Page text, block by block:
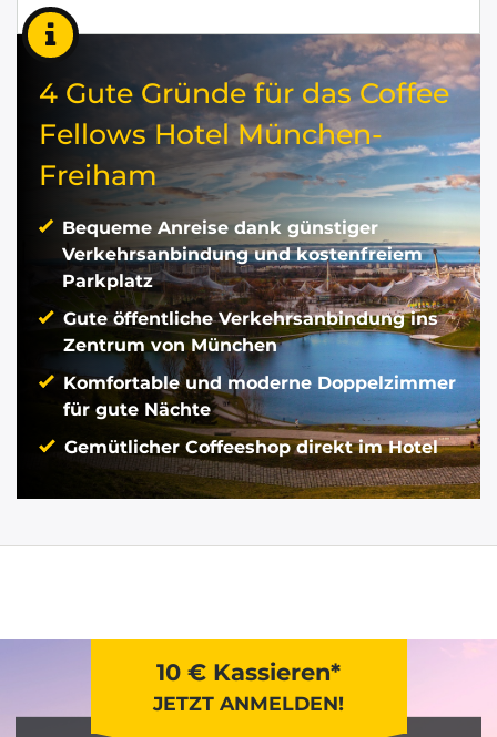
4 Gute Gründe für das Coffee
Fellows Hotel München-
Freiham
Bequeme Anreise dank günstiger
Verkehrsanbindung und kostenfreiem
Parkplatz
Gute öffentliche Verkehrsanbindung ins
Zentrum von München
Komfortable und moderne Doppelzimmer
für gute Nächte
Gemütlicher Coffeeshop direkt im Hotel
10 € Kassieren*
JETZT ANMELDEN!